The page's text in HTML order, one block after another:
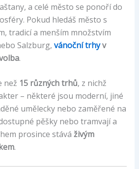
a celé město se ponoří do
Pokud hledáš město s
tradicí a menším množstvím
Salzburg, vánoční trhyv
.
než 15 různých trhů, z nichž
– některé jsou moderní, jiné
umělecky nebo zaměřené na
pěšky nebo tramvají a
prosince stává živým
.